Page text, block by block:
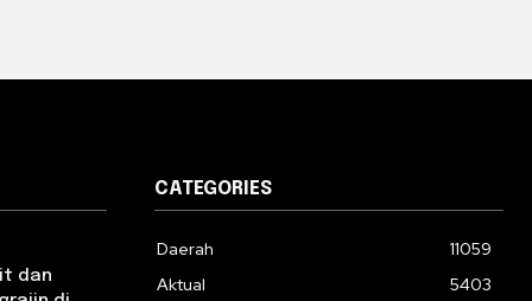
dan
CATEGORIES
Daerah
11059
Aktual
5403